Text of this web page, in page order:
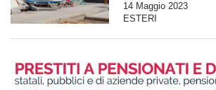
14 Maggio 2023
ESTERI